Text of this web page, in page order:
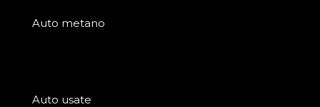
Auto metano
Auto usate